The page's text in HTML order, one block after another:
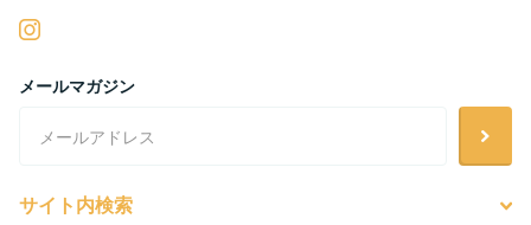
メールマガジン
サイト内検索